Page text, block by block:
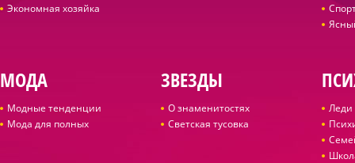
Экономная хозяйка
МОДА
Модные тенденции
Мода для полных
ЗВЕЗДЫ
О знаменитостях
Светская тусовка
Леди